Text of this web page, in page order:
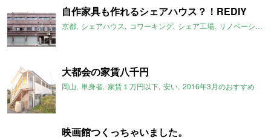
自作家具も作れるシェアハウス？！REDIY
京都 シェアハウス コワーキング シェア工場 リノベーション
大都会の家賃八千円
岡山 単身者 家賃１万円以下 安い 2016年3月のおすすめ
映画館つくっちゃいました。